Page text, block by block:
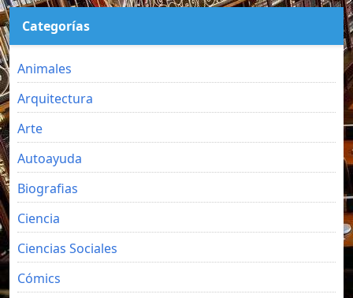
Categorías
Animales
Arquitectura
Arte
Autoayuda
Biografias
Ciencia
Ciencias Sociales
Cómics